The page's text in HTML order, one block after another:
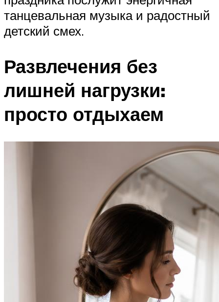
танцевальная музыка и радостный
детский смех.
Развлечения без
лишней нагрузки:
просто отдыхаем